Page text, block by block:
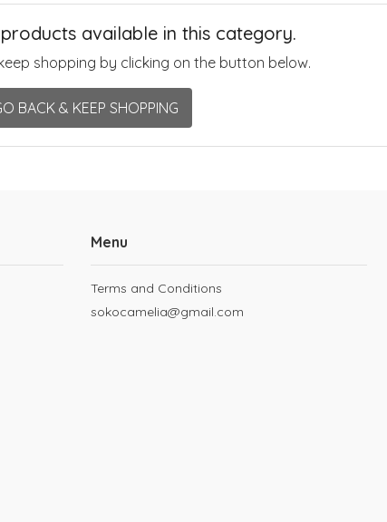
available in this category.
shopping by clicking on the button below.
BACK & KEEP SHOPPING
Menu
Terms and Conditions
sokocamelia@gmail.com